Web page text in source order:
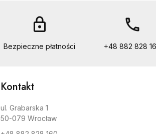
lock
Bezpieczne płatności
call
+48 882 828
Kontakt
ul. Grabarska 1
50-079 Wrocław